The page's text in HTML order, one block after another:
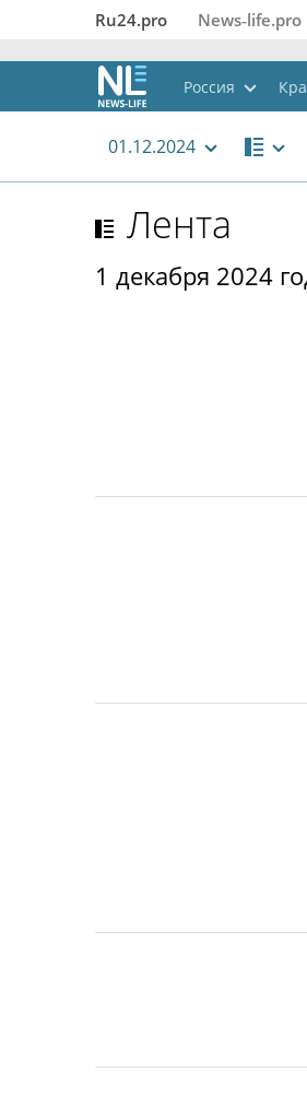
Ru24.pro News‑life.pro
Россия
01.12.2024
Лента
1 декабря 2024